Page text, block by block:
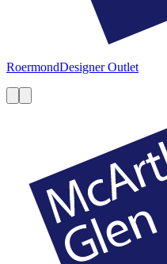
RoermondDesigner Outlet